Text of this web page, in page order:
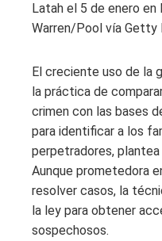
Latah el 5 de enero en
Warren/Pool vía Getty
El creciente uso de la
la práctica de
crimen con las bases
para identificar a los
perpetradores,
Aunque prometedora
resolver casos, la
la ley para obtener
sospechosos.